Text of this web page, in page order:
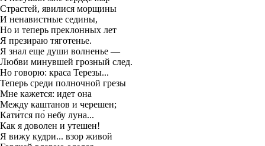
Страстей, явилися морщины
И ненавистные седины,
Но и теперь преклонных лет
Я презираю тяготенье.
Я знал еще души волненье —
Любви минувшей грозный след.
Но говорю: краса Терезы...
Теперь среди полночной грезы
Мне кажется: идет она
Между каштанов и черешен;
Кати́тся по́ небу луна...
Как я доволен и утешен!
Я вижу кудри... взор живой